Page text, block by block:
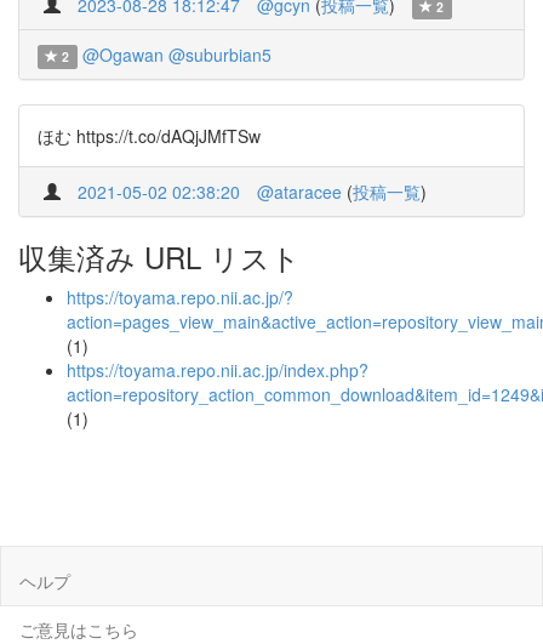
2023-08-28 18:12:47 @gcyn (投稿一覧) 2
2 @Ogawan @suburbian5
ほむ https://t.co/dAQjJMfTSw
2021-05-02 02:38:20 @ataracee (投稿一覧)
収集済み URL リスト
https://toyama.repo.nii.ac.jp/?
(1)
https://toyama.repo.nii.ac.jp/index.php?
(1)
ヘルプ
ご意見はこちら